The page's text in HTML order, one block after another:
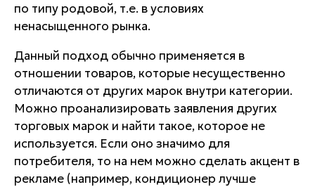
по типу родовой, т.е. в условиях
ненасыщенного рынка.
Данный подход обычно применяется в
отношении товаров, которые несущественно
отличаются от других марок внутри категории.
Можно проанализировать заявления других
торговых марок и найти такое, которое не
используется. Если оно значимо для
потребителя, то на нем можно сделать акцент в
рекламе (например, кондиционер лучше